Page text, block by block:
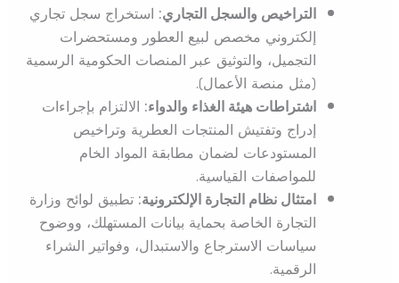
التراخيص والسجل التجاري:استخراج سجل تجاري
إلكتروني مخصص لبيع العطور ومستحضرات
التجميل، والتوثيق عبر المنصات الحكومية الرسمية
(مثل منصة الأعمال).
اشتراطات هيئة الغذاء والدواء:الالتزام بإجراءات
إدراج وتفتيش المنتجات العطرية وتراخيص
المستودعات لضمان مطابقة المواد الخام
للمواصفات القياسية.
امتثال نظام التجارة الإلكترونية:تطبيق لوائح وزارة
التجارة الخاصة بحماية بيانات المستهلك، ووضوح
سياسات الاسترجاع والاستبدال، وفواتير الشراء
الرقمية.